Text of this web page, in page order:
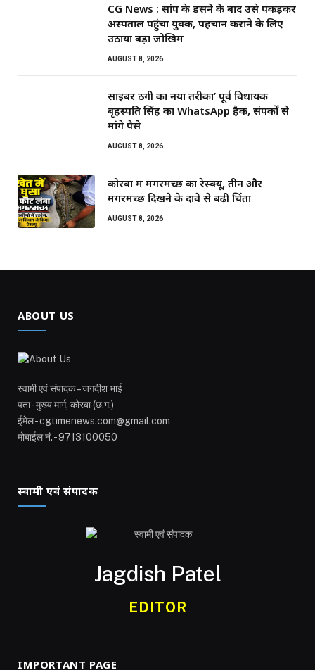
CG News : सांप के डसने के बाद उसे पकड़कर
अस्पताल पहुंचा युवक, पहचान कराने के लिए
उठाया बड़ा जोखिम
AUGUST 8, 2026
साइबर ठगी का नया तरीका’ पूर्व विधायक
बृहस्पति सिंह का WhatsApp हैक, संपर्कों से
मांगे पैसे
AUGUST 8, 2026
कोरबा में मगरमच्छ का रेस्क्यू, तीन और
मगरमच्छ दिखने के दावे से बढ़ी चिंता
AUGUST 8, 2026
ABOUT US
स्वामी एवं संपादक – जगदीश भाई
पता - मुख्य मार्ग, कोरबा (छ.ग.)
ईमेल - cgtimenews.com@gmail.com
मोबाईल नं. - 9713100050
स्वामी एवं संपादक
Jagdish Patel
EDITOR
IMPORTANT PAGE